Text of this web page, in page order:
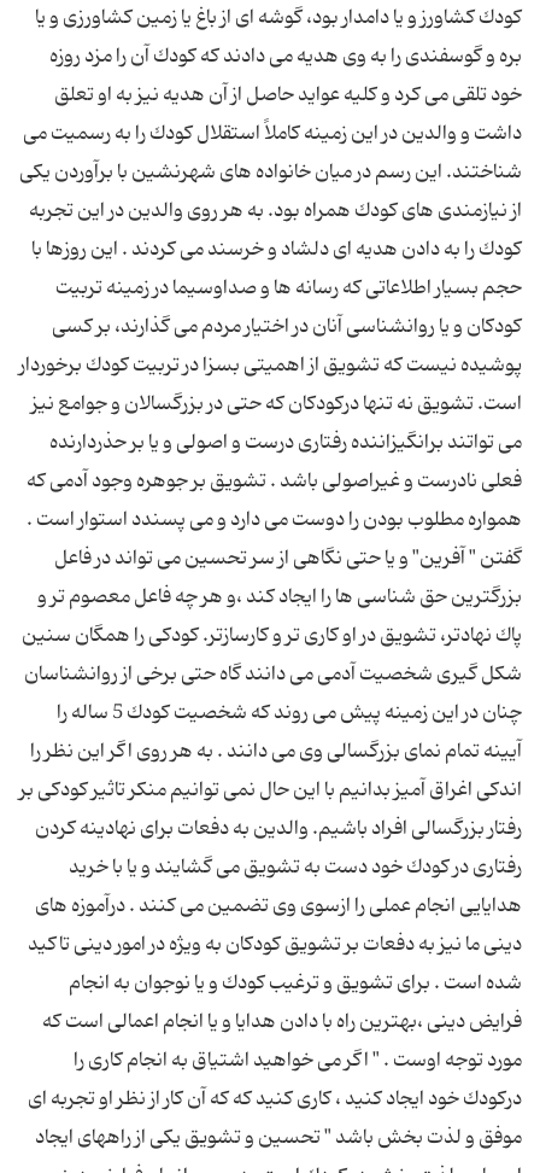
كودك كشاورز و یا دامدار بود، گوشه ای از باغ یا زمین كشاورزی و یا
بره و گوسفندی را به وی هدیه می دادند كه كودك آن را مزد روزه
خود تلقی می كرد و كلیه عواید حاصل از آن هدیه نیز به او تعلق
داشت و والدین در این زمینه كاملاً استقلال كودك را به رسمیت می
شناختند. این رسم در میان خانواده های شهرنشین با برآوردن یكی
از نیازمندی های كودك همراه بود. به هر روی والدین در این تجربه
كودك را به دادن هدیه ای دلشاد و خرسند می كردند . این روزها با
حجم بسیار اطلاعاتی كه رسانه ها و صداوسیما در زمینه تربیت
كودكان و یا روانشناسی آنان در اختیار مردم می گذارند، بر كسی
پوشیده نیست كه تشویق از اهمیتی بسزا در تربیت كودك برخوردار
است. تشویق نه تنها دركودكان كه حتی در بزرگسالان و جوامع نیز
می تواتند برانگیزاننده رفتاری درست و اصولی و یا بر حذردارنده
فعلی نادرست و غیراصولی باشد . تشویق بر جوهره وجود آدمی كه
همواره مطلوب بودن را دوست می دارد و می پسندد استوار است .
گفتن " آفرین" و یا حتی نگاهی از سر تحسین می تواند در فاعل
بزرگترین حق شناسی ها را ایجاد كند ،و هر چه فاعل معصوم تر و
پاك نهادتر، تشویق در او كاری تر و كارسازتر. كودكی را همگان سنین
شكل گیری شخصیت آدمی می دانند گاه حتی برخی از روانشناسان
چنان در این زمینه پیش می روند كه شخصیت كودك 5 ساله را
آیینه تمام نمای بزرگسالی وی می دانند . به هر روی اگر این نظر را
اندكی اغراق آمیز بدانیم با این حال نمی توانیم منكر تاثیر كودكی بر
رفتار بزرگسالی افراد باشیم. والدین به دفعات برای نهادینه كردن
رفتاری در كودك خود دست به تشویق می گشایند و یا با خرید
هدایایی انجام عملی را ازسوی وی تضمین می كنند . درآموزه های
دینی ما نیز به دفعات بر تشویق كودكان به ویژه در امور دینی تاكید
شده است . برای تشویق و ترغیب كودك و یا نوجوان به انجام
فرایض دینی ،بهترین راه با دادن هدایا و یا انجام اعمالی است كه
مورد توجه اوست . " اگر می خواهید اشتیاق به انجام كاری را
دركودك خود ایجاد كنید ، كاری كنید كه كه آن كار از نظر او تجربه ای
موفق و لذت بخش باشد " تحسین و تشویق یكی از راههای ایجاد